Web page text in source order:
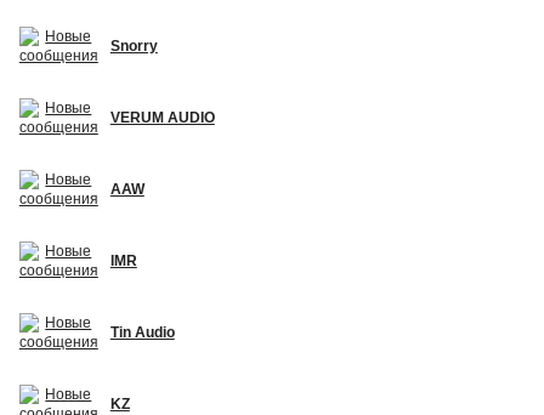
Snorry
VERUM AUDIO
AAW
IMR
Tin Audio
KZ